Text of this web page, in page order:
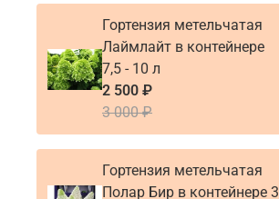
Гортензия метельчатая
Лаймлайт в контейнере
7,5 - 10 л
2 500 ₽
3 000 ₽
Гортензия метельчатая
Полар Бир в контейнере 3